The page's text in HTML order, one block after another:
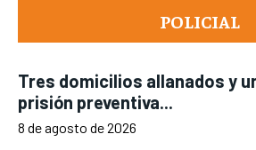
POLICIAL
Tres domicilios allanados y
prisión preventiva...
8 de agosto de 2026